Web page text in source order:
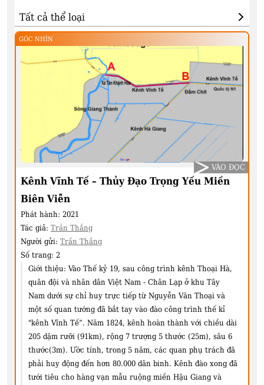
GÓC NHÌN
Kênh Vĩnh Tế – Thủy Đạo Trọng Yếu Miền
Biên Viễn
Phát hành: 2021
Tác giả: Trần Thắng
Người gửi: Trần Thắng
Số trang: 2
Giới thiệu: Vào Thế kỷ 19, sau công trình kênh Thoại Hà,
quân đội và nhân dân Việt Nam - Chân Lạp ở khu Tây
Nam dưới sự chỉ huy trực tiếp từ Nguyễn Văn Thoại và
một số quan tướng đã bắt tay vào đào công trình thế kỉ
"kênh Vĩnh Tế”. Năm 1824, kênh hoàn thành với chiều dài
205 dặm rưỡi (91km), rộng 7 trượng 5 thước (25m), sâu 6
thước(3m). Ước tính, trong 5 năm, các quan phụ trách đã
phải huy động đến hơn 80.000 dân binh. Kênh đào xong đã
tưới tiêu cho hàng vạn mẫu ruộng miền Hậu Giang và
VÀO ĐỌC